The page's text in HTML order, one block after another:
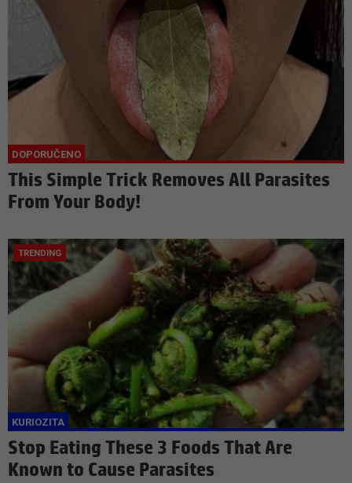
This Simple Trick Removes All Parasites
From Your Body!
Stop Eating These 3 Foods That Are
Known to Cause Parasites